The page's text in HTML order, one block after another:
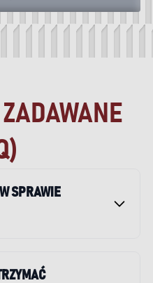
SPRAWIE